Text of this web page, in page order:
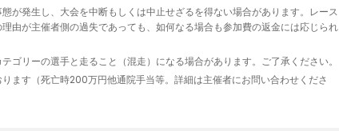
が発生し、大会を中断もしくは中止せざるを得ない場合があります。レース
由が主催者側の過失であっても、如何なる場合も参加費の返金には応じられ
ゴリーの選手と走ること（混走）になる場合があります。ご了承ください。
ます（死亡時200万円他通院手当等。詳細は主催者にお問い合わせくださ